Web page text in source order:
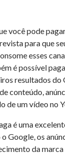
você pode
para que
esses
é possível
resultados do
conteúdo,
de um vídeo no
é uma
Google, os
da marca